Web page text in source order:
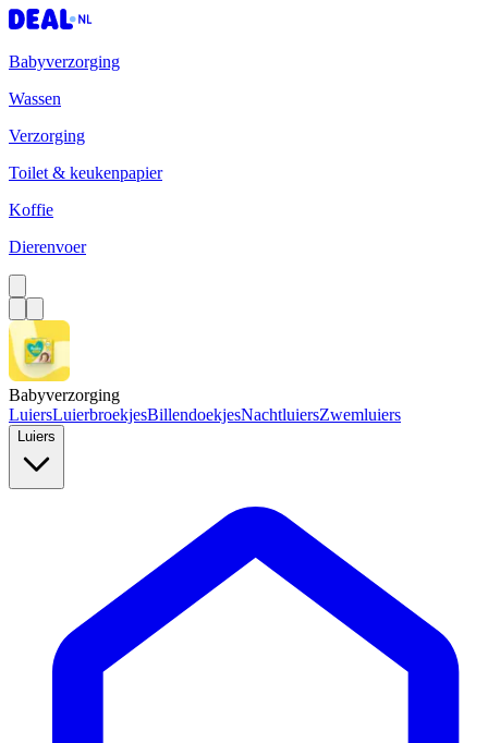
Babyverzorging
Wassen
Verzorging
Toilet & keukenpapier
Koffie
Dierenvoer
Babyverzorging
LuiersLuierbroekjesBillendoekjesNachtluiersZwemluiers
Luiers